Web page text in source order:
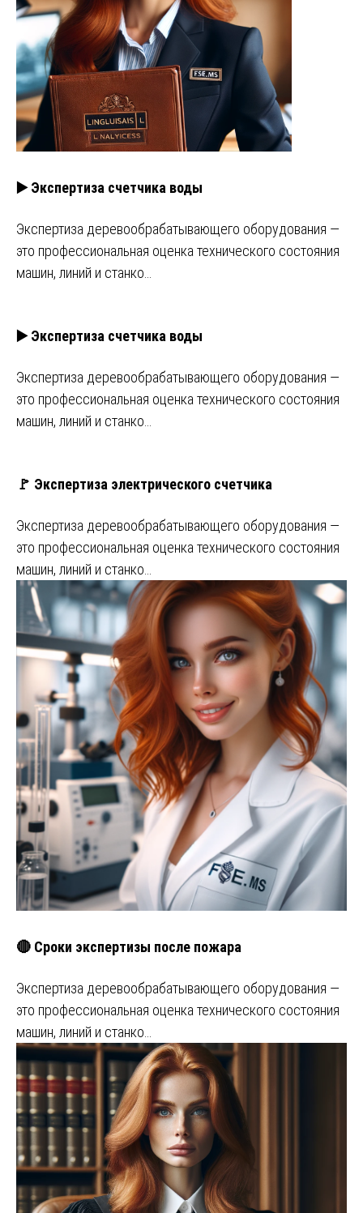
▶️ Экспертиза счетчика воды
Экспертиза деревообрабатывающего оборудования —
это профессиональная оценка технического состояния
машин, линий и станко…
▶️ Экспертиза счетчика воды
Экспертиза деревообрабатывающего оборудования —
это профессиональная оценка технического состояния
машин, линий и станко…
🚩 Экспертиза электрического счетчика
Экспертиза деревообрабатывающего оборудования —
это профессиональная оценка технического состояния
машин, линий и станко…
🔴 Сроки экспертизы после пожара
Экспертиза деревообрабатывающего оборудования —
это профессиональная оценка технического состояния
машин, линий и станко…